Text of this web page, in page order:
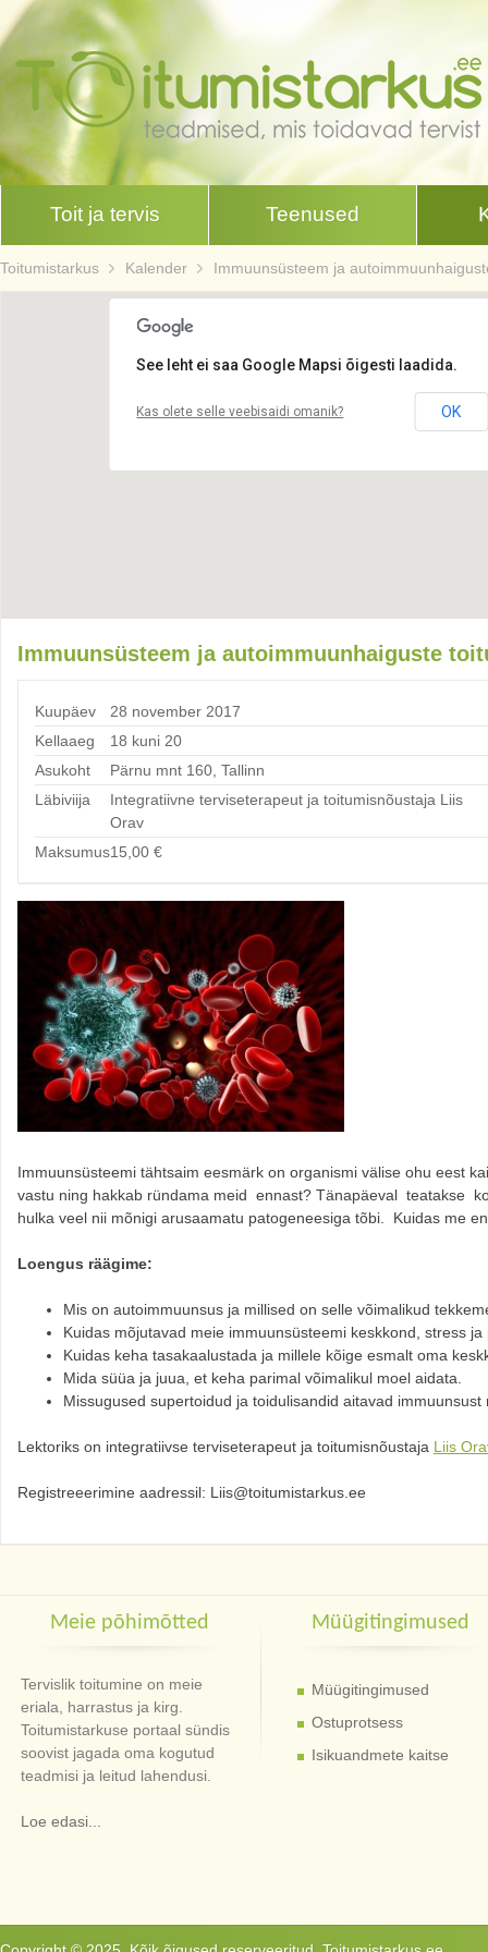
Toit ja tervis Teenused
Toitumistarkus Kalender Immuunsüsteem ja
See leht ei saa Google Mapsi õigesti laadida.
Kas olete selle veebisaidi omanik? OK
Immuunsüsteem ja autoimmuunhaiguste
Kuupäev
28 november 2017
Kellaaeg
18 kuni 20
Asukoht
Pärnu mnt 160, Tallinn
Läbiviija
Integratiivne terviseterapeut ja toitumisnõustaja Liis
Orav
Maksumus15,00 €
Immuunsüsteemi tähtsaim eesmärk on organismi välise ohu eest
vastu ning hakkab ründama meid ennast? Tänapäeval teatakse
hulka veel nii mõnigi arusaamatu patogeneesiga tõbi. Kuidas me
Loengus räägime:
Mis on autoimmuunsus ja millised on selle võimalikud
Kuidas mõjutavad meie immuunsüsteemi keskkond, stress ja
Kuidas keha tasakaalustada ja millele kõige esmalt oma
Mida süüa ja juua, et keha parimal võimalikul moel aidata.
Missugused supertoidud ja toidulisandid aitavad
Lektoriks on integratiivse terviseterapeut ja toitumisnõustaja Liis
Registreeerimine aadressil: Liis@toitumistarkus.ee
Meie põhimõtted
Tervislik toitumine on meie
eriala, harrastus ja kirg.
Toitumistarkuse portaal sündis
soovist jagada oma kogutud
teadmisi ja leitud lahendusi.
Loe edasi...
Müügitingimused
Müügitingimused
Ostuprotsess
Isikuandmete kaitse